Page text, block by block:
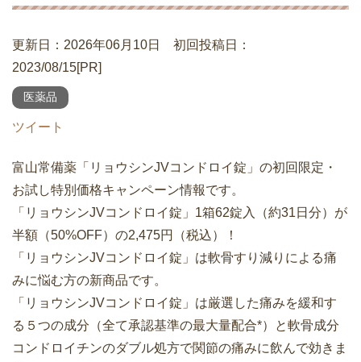
更新日：2026年06月10日 初回投稿日：
2023/08/15[PR]
医薬品
ツイート
富山常備薬「リョウシンJVコンドロイ錠」の初回限定・
お試し特別価格キャンペーン情報です。
「リョウシンJVコンドロイ錠」1箱62錠入（約31日分）が
半額（50%OFF）の2,475円（税込）！
「リョウシンJVコンドロイ錠」は軟骨すり減りによる痛
みに悩む方の新商品です。
「リョウシンJVコンドロイ錠」は厳選した痛みを緩和す
る５つの成分（全て承認基準の最大量配合*）と軟骨成分
コンドロイチンのダブル処方で関節の痛みに飲んで効きま